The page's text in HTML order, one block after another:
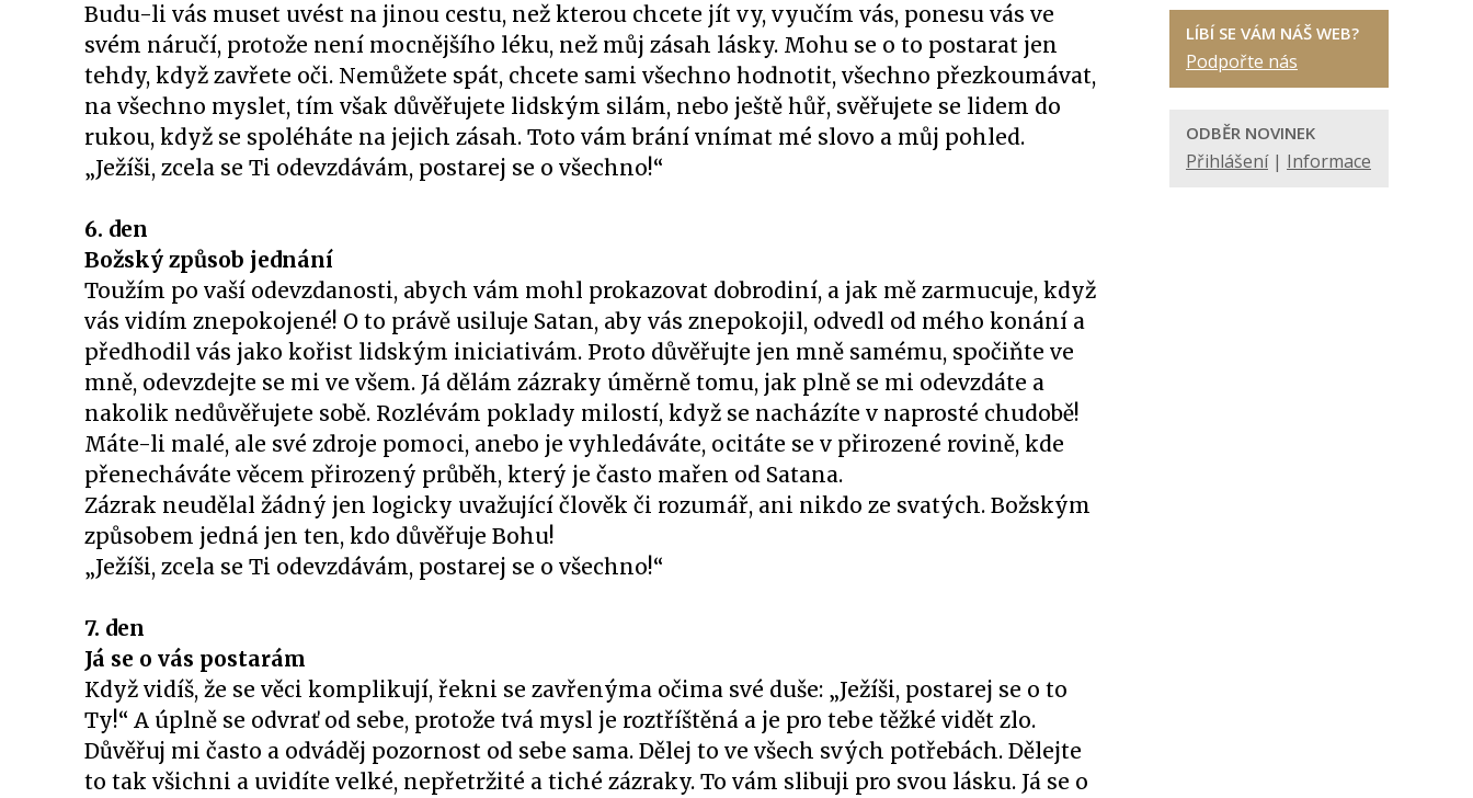
Budu-li vás muset uvést na jinou cestu, než kterou chcete jít vy, vyučím vás, ponesu vás ve
svém náručí, protože není mocnějšího léku, než můj zásah lásky. Mohu se o to postarat jen
tehdy, když zavřete oči. Nemůžete spát, chcete sami všechno hodnotit, všechno přezkoumávat,
na všechno myslet, tím však důvěřujete lidským silám, nebo ještě hůř, svěřujete se lidem do
rukou, když se spoléháte na jejich zásah. Toto vám brání vnímat mé slovo a můj pohled.
„Ježíši, zcela se Ti odevzdávám, postarej se o všechno!“
6. den
Božský způsob jednání
Toužím po vaší odevzdanosti, abych vám mohl prokazovat dobrodiní, a jak mě zarmucuje, když
vás vidím znepokojené! O to právě usiluje Satan, aby vás znepokojil, odvedl od mého konání a
předhodil vás jako kořist lidským iniciativám. Proto důvěřujte jen mně samému, spočiňte ve
mně, odevzdejte se mi ve všem. Já dělám zázraky úměrně tomu, jak plně se mi odevzdáte a
nakolik nedůvěřujete sobě. Rozlévám poklady milostí, když se nacházíte v naprosté chudobě!
Máte-li malé, ale své zdroje pomoci, anebo je vyhledáváte, ocitáte se v přirozené rovině, kde
přenecháváte věcem přirozený průběh, který je často mařen od Satana.
Zázrak neudělal žádný jen logicky uvažující člověk či rozumář, ani nikdo ze svatých. Božským
způsobem jedná jen ten, kdo důvěřuje Bohu!
„Ježíši, zcela se Ti odevzdávám, postarej se o všechno!“
7. den
Já se o vás postarám
Když vidíš, že se věci komplikují, řekni se zavřenýma očima své duše: „Ježíši, postarej se o to
Ty!“ A úplně se odvrať od sebe, protože tvá mysl je roztříštěná a je pro tebe těžké vidět zlo.
Důvěřuj mi často a odváděj pozornost od sebe sama. Dělej to ve všech svých potřebách. Dělejte
to tak všichni a uvidíte velké, nepřetržité a tiché zázraky. To vám slibuji pro svou lásku. Já se o
LÍBÍ SE VÁM NÁŠ WEB?
Podpořte nás
ODBĚR NOVINEK
Přihlášení| Informace